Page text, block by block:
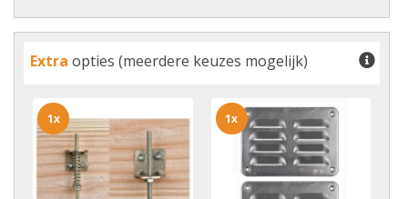
Extra opties (meerdere keuzes mogelijk)
1x 1x